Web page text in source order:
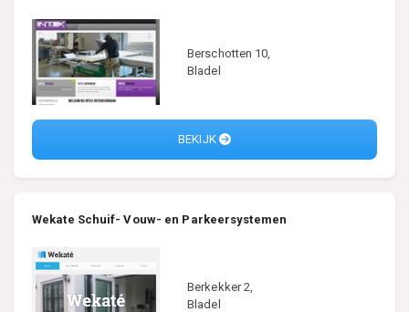
Berschotten 10,
Bladel
BEKIJK
Wekate Schuif- Vouw- en Parkeersystemen
Berkekker 2,
Bladel